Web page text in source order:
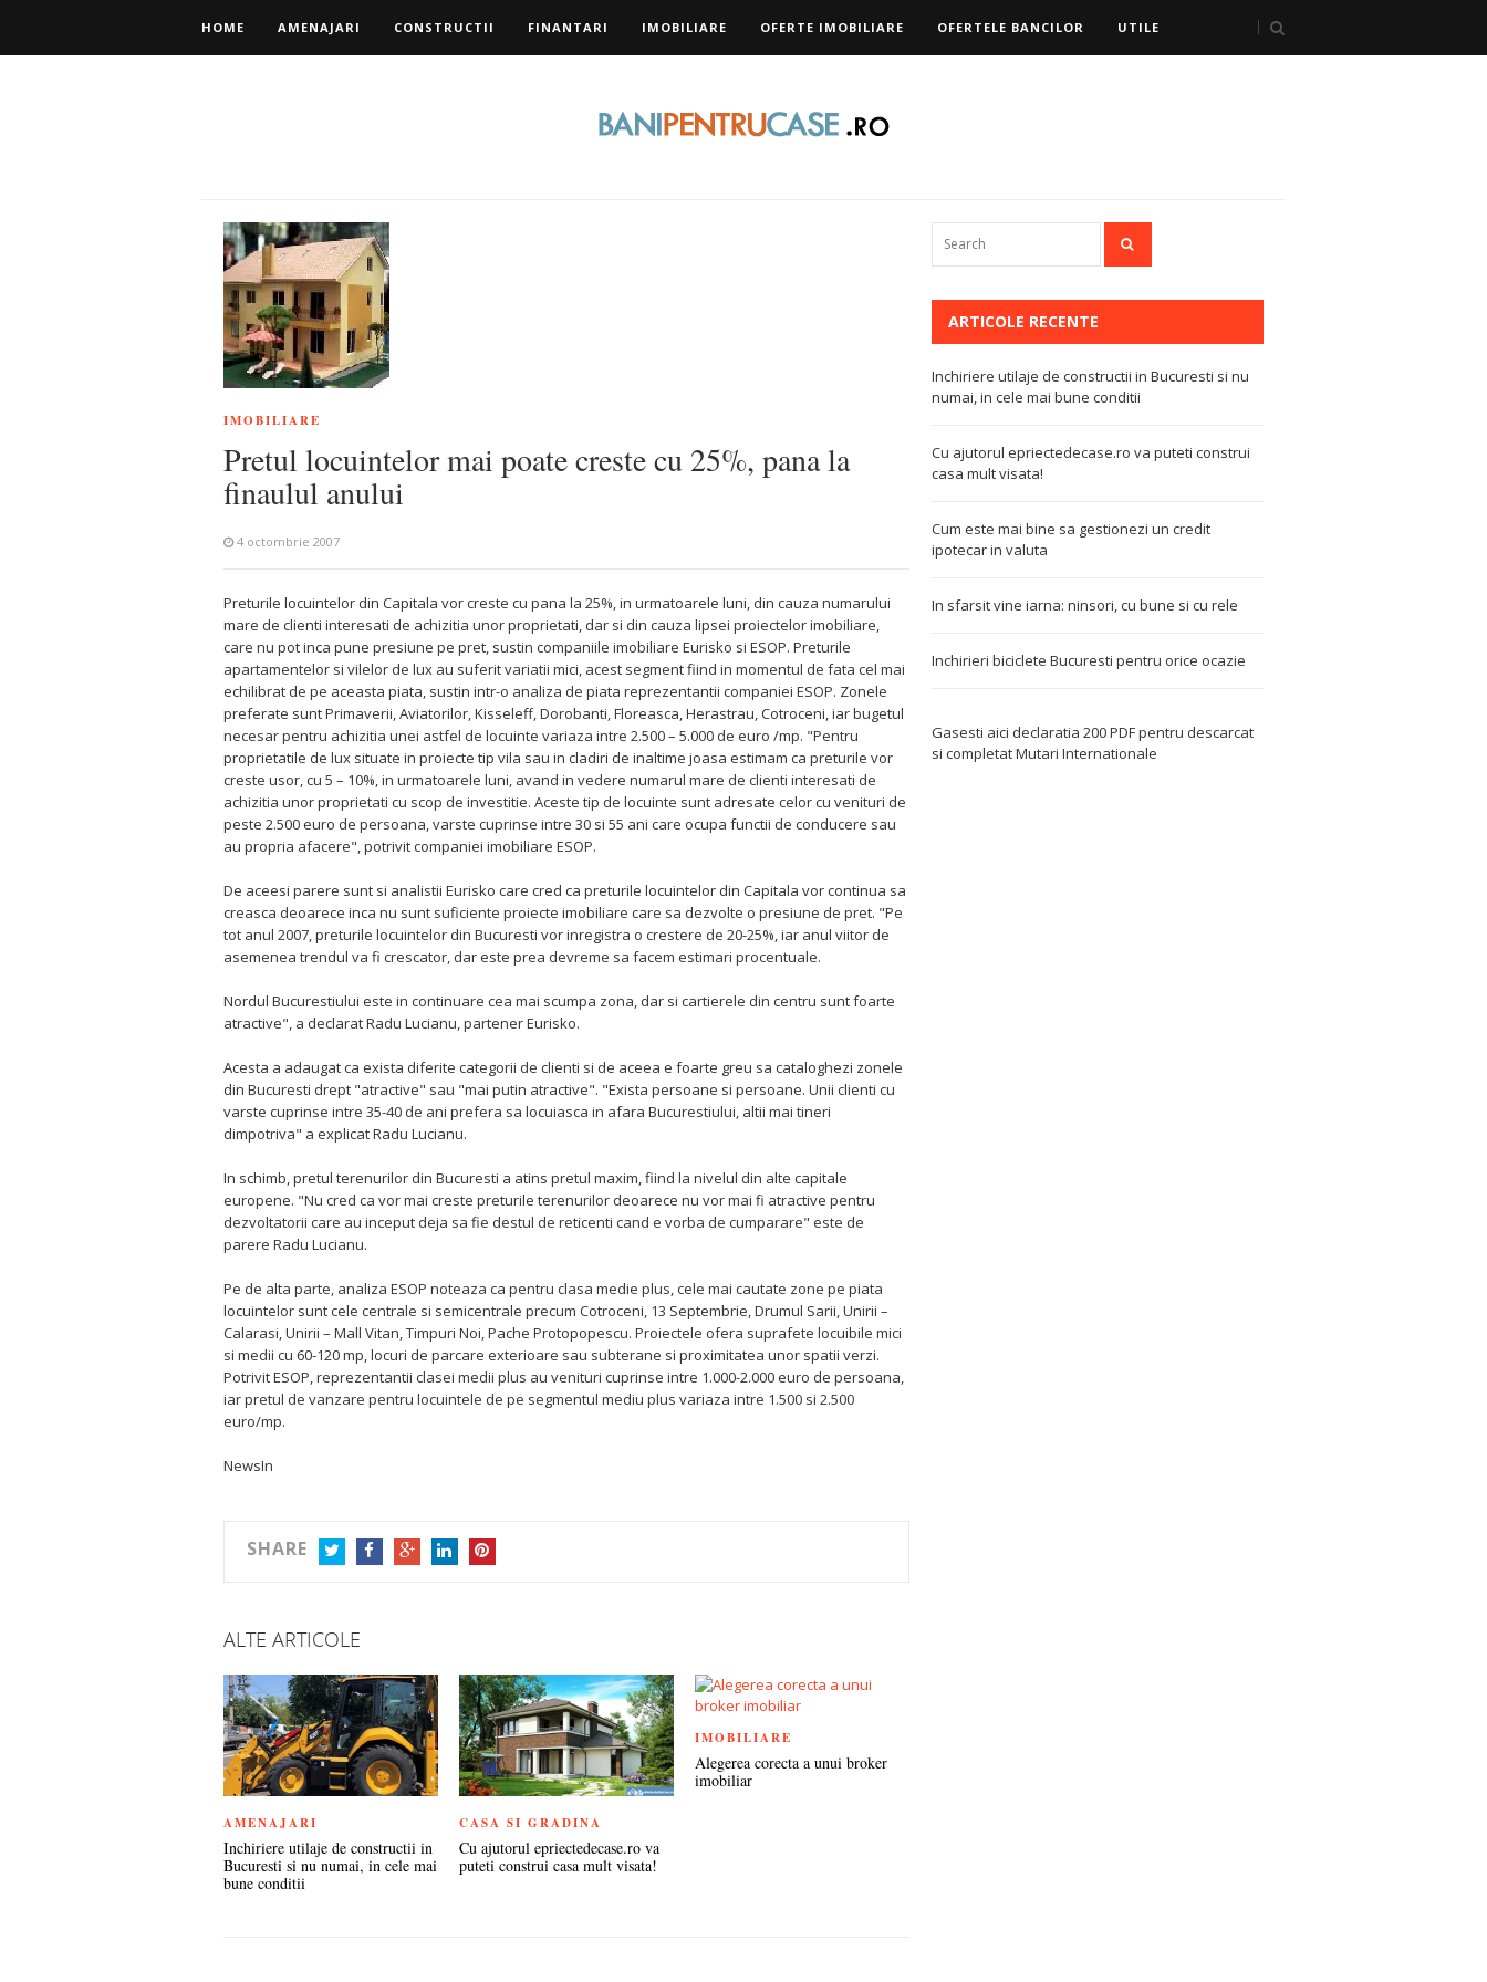
HOME AMENAJARI CONSTRUCTII FINANTARI IMOBILIARE OFERTE IMOBILIARE OFERTELE BANCILOR UTILE
IMOBILIARE
Pretul locuintelor mai poate creste cu 25%, pana la
finaulul anului
4 octombrie 2007
Preturile locuintelor din Capitala vor creste cu pana la 25%, in urmatoarele luni, din cauza numarului
mare de clienti interesati de achizitia unor proprietati, dar si din cauza lipsei proiectelor imobiliare,
care nu pot inca pune presiune pe pret, sustin companiile imobiliare Eurisko si ESOP. Preturile
apartamentelor si vilelor de lux au suferit variatii mici, acest segment fiind in momentul de fata cel mai
echilibrat de pe aceasta piata, sustin intr-o analiza de piata reprezentantii companiei ESOP. Zonele
preferate sunt Primaverii, Aviatorilor, Kisseleff, Dorobanti, Floreasca, Herastrau, Cotroceni, iar bugetul
necesar pentru achizitia unei astfel de locuinte variaza intre 2.500 – 5.000 de euro /mp. "Pentru
proprietatile de lux situate in proiecte tip vila sau in cladiri de inaltime joasa estimam ca preturile vor
creste usor, cu 5 – 10%, in urmatoarele luni, avand in vedere numarul mare de clienti interesati de
achizitia unor proprietati cu scop de investitie. Aceste tip de locuinte sunt adresate celor cu venituri de
peste 2.500 euro de persoana, varste cuprinse intre 30 si 55 ani care ocupa functii de conducere sau
au propria afacere", potrivit companiei imobiliare ESOP.
De aceesi parere sunt si analistii Eurisko care cred ca preturile locuintelor din Capitala vor continua sa
creasca deoarece inca nu sunt suficiente proiecte imobiliare care sa dezvolte o presiune de pret. "Pe
tot anul 2007, preturile locuintelor din Bucuresti vor inregistra o crestere de 20-25%, iar anul viitor de
asemenea trendul va fi crescator, dar este prea devreme sa facem estimari procentuale.
Nordul Bucurestiului este in continuare cea mai scumpa zona, dar si cartierele din centru sunt foarte
atractive", a declarat Radu Lucianu, partener Eurisko.
Acesta a adaugat ca exista diferite categorii de clienti si de aceea e foarte greu sa cataloghezi zonele
din Bucuresti drept "atractive" sau "mai putin atractive". "Exista persoane si persoane. Unii clienti cu
varste cuprinse intre 35-40 de ani prefera sa locuiasca in afara Bucurestiului, altii mai tineri
dimpotriva" a explicat Radu Lucianu.
In schimb, pretul terenurilor din Bucuresti a atins pretul maxim, fiind la nivelul din alte capitale
europene. "Nu cred ca vor mai creste preturile terenurilor deoarece nu vor mai fi atractive pentru
dezvoltatorii care au inceput deja sa fie destul de reticenti cand e vorba de cumparare" este de
parere Radu Lucianu.
Pe de alta parte, analiza ESOP noteaza ca pentru clasa medie plus, cele mai cautate zone pe piata
locuintelor sunt cele centrale si semicentrale precum Cotroceni, 13 Septembrie, Drumul Sarii, Unirii –
Calarasi, Unirii – Mall Vitan, Timpuri Noi, Pache Protopopescu. Proiectele ofera suprafete locuibile mici
si medii cu 60-120 mp, locuri de parcare exterioare sau subterane si proximitatea unor spatii verzi.
Potrivit ESOP, reprezentantii clasei medii plus au venituri cuprinse intre 1.000-2.000 euro de persoana,
iar pretul de vanzare pentru locuintele de pe segmentul mediu plus variaza intre 1.500 si 2.500
euro/mp.
NewsIn
SHARE
ALTE ARTICOLE
AMENAJARI
Inchiriere utilaje de constructii in
Bucuresti si nu numai, in cele mai
bune conditii
CASA SI GRADINA
Cu ajutorul epriectedecase.ro va
puteti construi casa mult visata!
IMOBILIARE
Alegerea corecta a unui broker
imobiliar
ARTICOLE RECENTE
Inchiriere utilaje de constructii in Bucuresti si nu
numai, in cele mai bune conditii
Cu ajutorul epriectedecase.ro va puteti construi
casa mult visata!
Cum este mai bine sa gestionezi un credit
ipotecar in valuta
In sfarsit vine iarna: ninsori, cu bune si cu rele
Inchirieri biciclete Bucuresti pentru orice ocazie
Gasesti aici declaratia 200 PDFpentru descarcat
si completatMutari Internationale